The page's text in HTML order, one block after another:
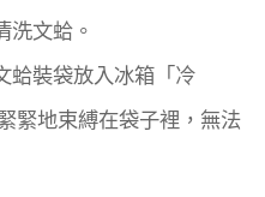
洗文蛤。
蛤裝袋放入冰箱「冷
緊地束縛在袋子裡，無法